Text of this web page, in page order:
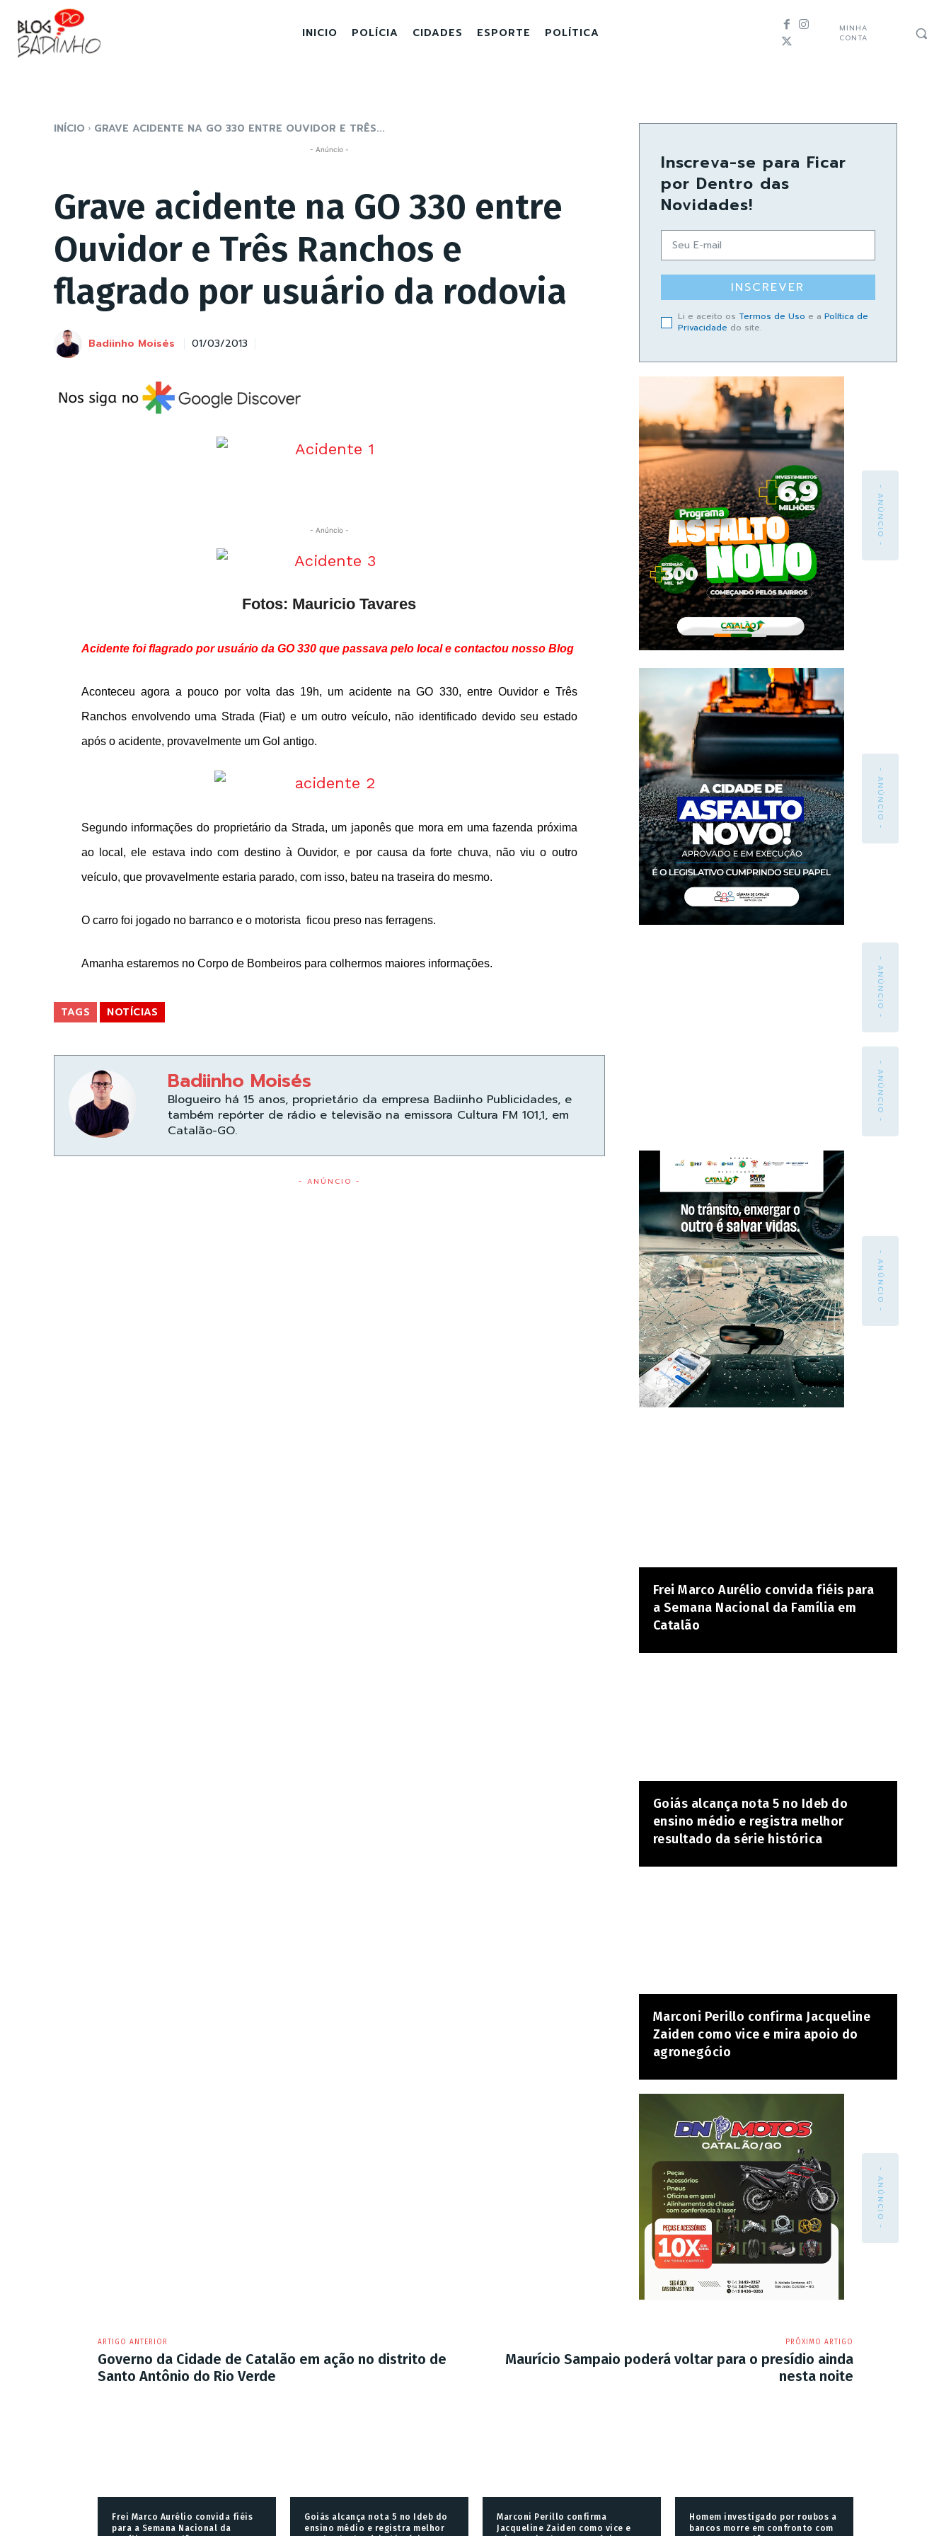
INICIO POLÍCIA CIDADES ESPORTE POLÍTICA
MINHA
CONTA
INÍCIO GRAVE ACIDENTE NA GO 330 ENTRE OUVIDOR E TRÊS...
- Anúncio -
Grave acidente na GO 330 entre
Ouvidor e Três Ranchos e
flagrado por usuário da rodovia
Badiinho Moisés 01/03/2013
- Anúncio -
Fotos: Mauricio Tavares
Acidente foi flagrado por usuário da GO 330 que passava pelo local e contactou nosso Blog
Aconteceu agora a pouco por volta das 19h, um acidente na GO 330, entre Ouvidor e Três
Ranchos envolvendo uma Strada (Fiat) e um outro veículo, não identificado devido seu estado
após o acidente, provavelmente um Gol antigo.
Segundo informações do proprietário da Strada, um japonês que mora em uma fazenda próxima
ao local, ele estava indo com destino à Ouvidor, e por causa da forte chuva, não viu o outro
veículo, que provavelmente estaria parado, com isso, bateu na traseira do mesmo.
O carro foi jogado no barranco e o motorista ficou preso nas ferragens.
Amanha estaremos no Corpo de Bombeiros para colhermos maiores informações.
TAGS NOTÍCIAS
Badiinho Moisés
Blogueiro há 15 anos, proprietário da empresa Badiinho Publicidades, e
também repórter de rádio e televisão na emissora Cultura FM 101,1, em
Catalão-GO.
- ANÚNCIO -
Inscreva-se para Ficar
por Dentro das
Novidades!
INSCREVER
Li e aceito os Termos de Uso e a Política de
Privacidade do site.
- ANÚNCIO -
- ANÚNCIO -
- ANÚNCIO -
- ANÚNCIO -
- ANÚNCIO -
Frei Marco Aurélio convida fiéis para
a Semana Nacional da Família em
Catalão
Goiás alcança nota 5 no Ideb do
ensino médio e registra melhor
resultado da série histórica
Marconi Perillo confirma Jacqueline
Zaiden como vice e mira apoio do
agronegócio
- ANÚNCIO -
ARTIGO ANTERIOR
Governo da Cidade de Catalão em ação no distrito de
Santo Antônio do Rio Verde
PRÓXIMO ARTIGO
Maurício Sampaio poderá voltar para o presídio ainda
nesta noite
Frei Marco Aurélio convida fiéis
para a Semana Nacional da
Goiás alcança nota 5 no Ideb do
ensino médio e registra melhor
Marconi Perillo confirma
Jacqueline Zaiden como vice e
Homem investigado por roubos a
bancos morre em confronto com